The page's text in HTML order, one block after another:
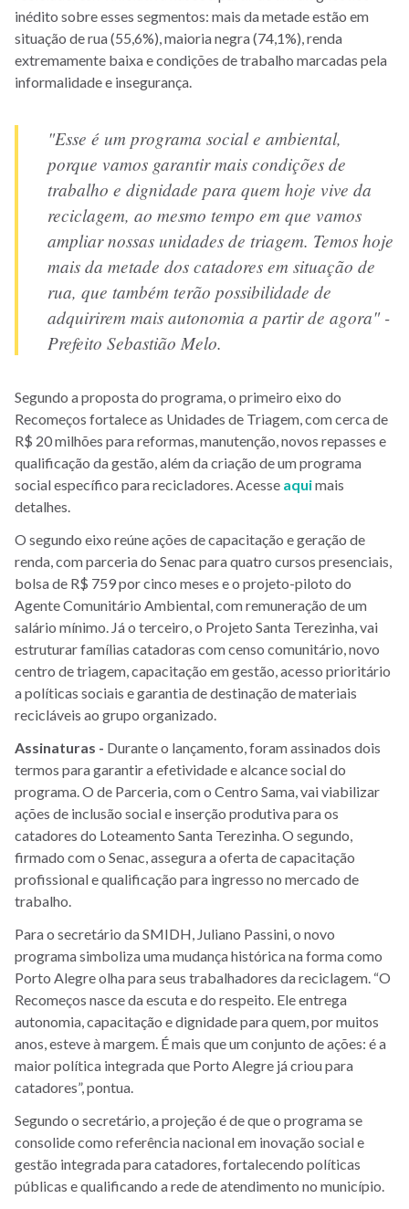
inédito sobre esses segmentos: mais da metade estão em
situação de rua (55,6%), maioria negra (74,1%), renda
extremamente baixa e condições de trabalho marcadas pela
informalidade e insegurança.
"Esse é um programa social e ambiental,
porque vamos garantir mais condições de
trabalho e dignidade para quem hoje vive da
reciclagem, ao mesmo tempo em que vamos
ampliar nossas unidades de triagem. Temos hoje
mais da metade dos catadores em situação de
rua, que também terão possibilidade de
adquirirem mais autonomia a partir de agora" -
Prefeito Sebastião Melo.
Segundo a proposta do programa, o primeiro eixo do
Recomeços fortalece as Unidades de Triagem, com cerca de
R$ 20 milhões para reformas, manutenção, novos repasses e
qualificação da gestão, além da criação de um programa
social específico para recicladores. Acesse aquimais
detalhes.
O segundo eixo reúne ações de capacitação e geração de
renda, com parceria do Senac para quatro cursos presenciais,
bolsa de R$ 759 por cinco meses e o projeto-piloto do
Agente Comunitário Ambiental, com remuneração de um
salário mínimo. Já o terceiro, o Projeto Santa Terezinha, vai
estruturar famílias catadoras com censo comunitário, novo
centro de triagem, capacitação em gestão, acesso prioritário
a políticas sociais e garantia de destinação de materiais
recicláveis ao grupo organizado.
Assinaturas - Durante o lançamento, foram assinados dois
termos para garantir a efetividade e alcance social do
programa. O de Parceria, com o Centro Sama, vai viabilizar
ações de inclusão social e inserção produtiva para os
catadores do Loteamento Santa Terezinha. O segundo,
firmado com o Senac, assegura a oferta de capacitação
profissional e qualificação para ingresso no mercado de
trabalho.
Para o secretário da SMIDH, Juliano Passini, o novo
programa simboliza uma mudança histórica na forma como
Porto Alegre olha para seus trabalhadores da reciclagem. “O
Recomeços nasce da escuta e do respeito. Ele entrega
autonomia, capacitação e dignidade para quem, por muitos
anos, esteve à margem. É mais que um conjunto de ações: é a
maior política integrada que Porto Alegre já criou para
catadores”, pontua.
Segundo o secretário, a projeção é de que o programa se
consolide como referência nacional em inovação social e
gestão integrada para catadores, fortalecendo políticas
públicas e qualificando a rede de atendimento no município.